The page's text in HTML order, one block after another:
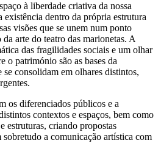
à liberdade criativa da nossa
existência dentro da própria estrutura
visões que se unem num ponto
arte do teatro das marionetas. A
das fragilidades sociais e um olhar
o património são as bases da
se consolidam em olhares distintos,
os diferenciados públicos e a
contextos e espaços, bem como
estruturas, criando propostas
a comunicação artística com